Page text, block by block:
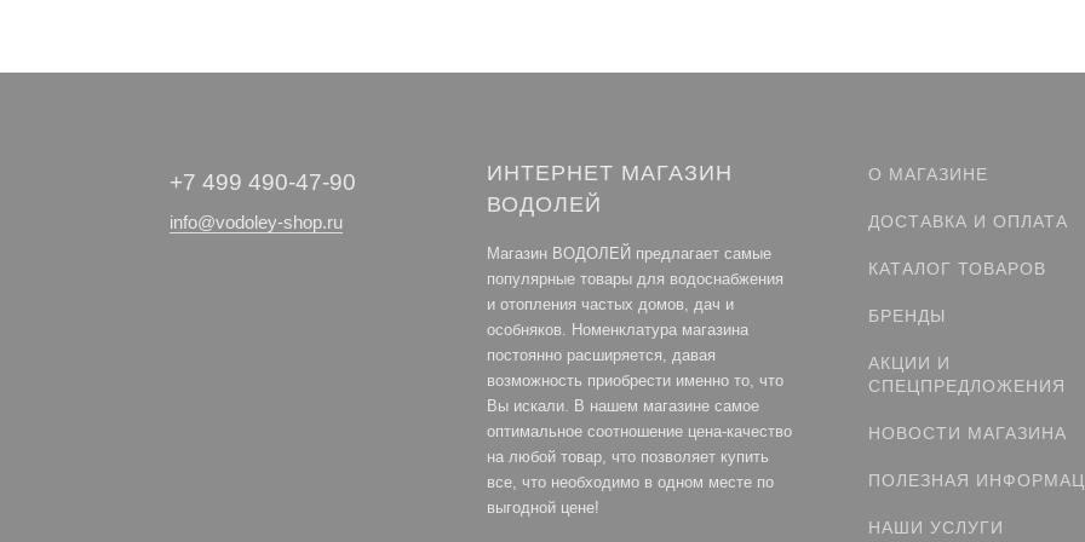
+7 499 490-47-90
info@vodoley-shop.ru
ИНТЕРНЕТ МАГАЗИН
ВОДОЛЕЙ
Магазин ВОДОЛЕЙ предлагает самые
популярные товары для водоснабжения
и отопления частых домов, дач и
особняков. Номенклатура магазина
постоянно расширяется, давая
возможность приобрести именно то, что
Вы искали. В нашем магазине самое
оптимальное соотношение цена-качество
на любой товар, что позволяет купить
все, что необходимо в одном месте по
выгодной цене!
О МАГАЗИНЕ
ДОСТАВКА И ОПЛАТА
КАТАЛОГ ТОВАРОВ
БРЕНДЫ
АКЦИИ И
СПЕЦПРЕДЛОЖЕНИЯ
НОВОСТИ МАГАЗИНА
ПОЛЕЗНАЯ
НАШИ УСЛУГИ